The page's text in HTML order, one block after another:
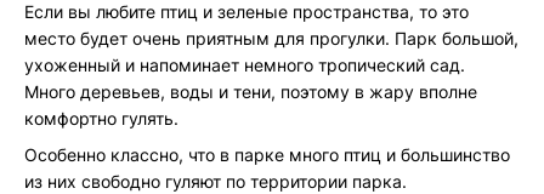
Если вы любите птиц и зеленые пространства, то это
место будет очень приятным для прогулки. Парк большой,
ухоженный и напоминает немного тропический сад.
Много деревьев, воды и тени, поэтому в жару вполне
комфортно гулять.
Особенно классно, что в парке много птиц и большинство
из них свободно гуляют по территории парка.